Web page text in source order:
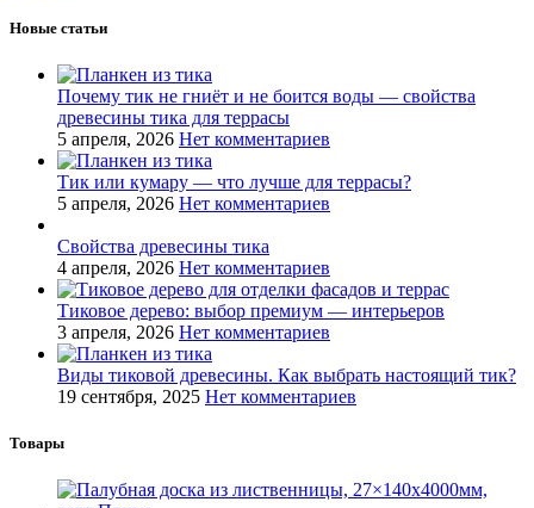
Новые статьи
Почему тик не гниёт и не боится воды — свойства
древесины тика для террасы
5 апреля, 2026 Нет комментариев
Тик или кумару — что лучше для террасы?
5 апреля, 2026 Нет комментариев
Свойства древесины тика
4 апреля, 2026 Нет комментариев
Тиковое дерево: выбор премиум — интерьеров
3 апреля, 2026 Нет комментариев
Виды тиковой древесины. Как выбрать настоящий тик?
19 сентября, 2025 Нет комментариев
Товары